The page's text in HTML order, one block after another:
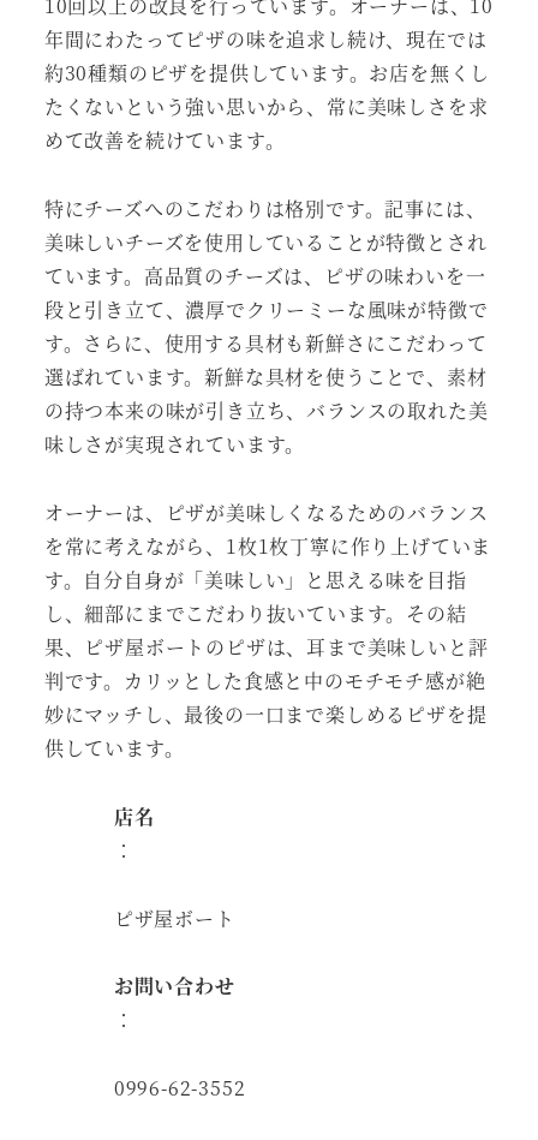
10回以上の改良を行っています。オーナーは、10
年間にわたってピザの味を追求し続け、現在では
約30種類のピザを提供しています。お店を無くし
たくないという強い思いから、常に美味しさを求
めて改善を続けています。
特にチーズへのこだわりは格別です。記事には、
美味しいチーズを使用していることが特徴とされ
ています。高品質のチーズは、ピザの味わいを一
段と引き立て、濃厚でクリーミーな風味が特徴で
す。さらに、使用する具材も新鮮さにこだわって
選ばれています。新鮮な具材を使うことで、素材
の持つ本来の味が引き立ち、バランスの取れた美
味しさが実現されています。
オーナーは、ピザが美味しくなるためのバランス
を常に考えながら、1枚1枚丁寧に作り上げていま
す。自分自身が「美味しい」と思える味を目指
し、細部にまでこだわり抜いています。その結
果、ピザ屋ボートのピザは、耳まで美味しいと評
判です。カリッとした食感と中のモチモチ感が絶
妙にマッチし、最後の一口まで楽しめるピザを提
供しています。
店名
：
ピザ屋ボート
お問い合わせ
：
0996-62-3552